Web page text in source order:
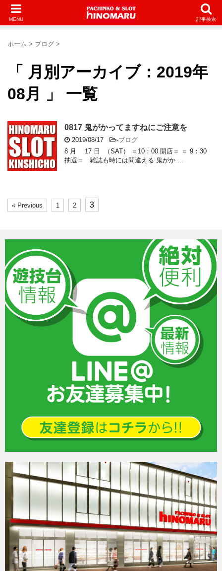
MENU 記事検索
ホーム > ブログ >
「 月別アーカイブ：2019年
08月 」 一覧
0817 鬼がかってますねにご注意を
2019/08/17 -ブログ
8 月 17 日 （SAT） ＝10：00 開店＝ ＝ 9：30
抽選＝ 雑誌も時には間違える 鬼がか ...
« Previous 1 2 3